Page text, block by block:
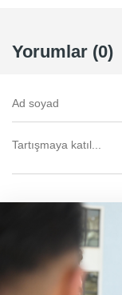
Yorumlar (0)